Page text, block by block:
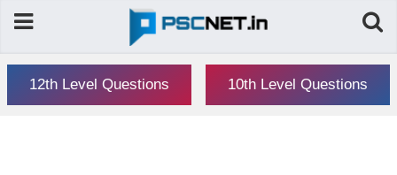
12th Level Questions 10th Level Questions